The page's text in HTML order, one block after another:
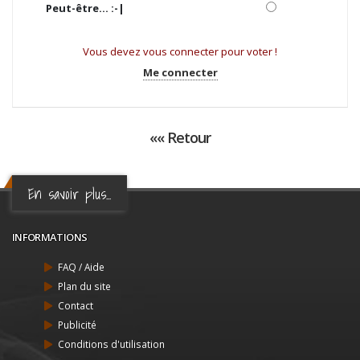
Peut-être... :-|
Vous devez vous connecter pour voter !
Me connecter
«« Retour
En savoir plus...
INFORMATIONS
FAQ / Aide
Plan du site
Contact
Publicité
Conditions d'utilisation